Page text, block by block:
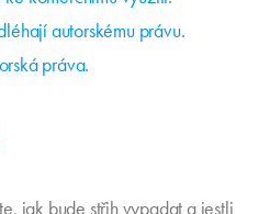
autorskému právu.
práva.
jak bude střih vypadat a jestli